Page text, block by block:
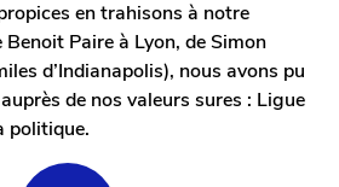
en trahisons à notre
Paire à Lyon, de Simon
d’Indianapolis), nous avons pu
de nos valeurs sures : Ligue
politique.